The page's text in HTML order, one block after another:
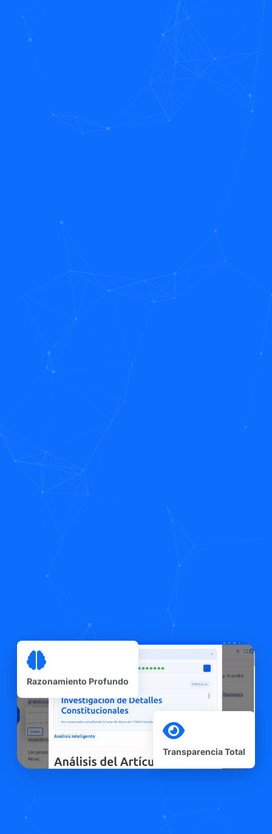
Razonamiento Profundo
Transparencia Total